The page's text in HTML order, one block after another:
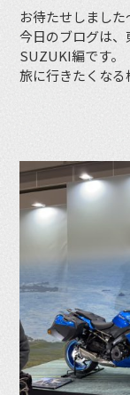
お待たせしました
今日のブログは、
SUZUKI編です。
旅に行きたくなる